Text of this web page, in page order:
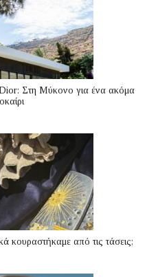
Στη Μύκονο για ένα ακόμα
κουραστήκαμε από τις τάσεις;